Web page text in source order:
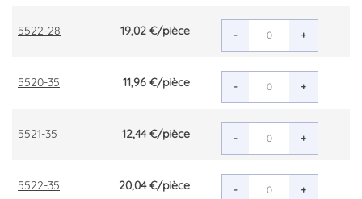
5522-28 19,02 €/pièce - +
5520-35 11,96 €/pièce - +
5521-35 12,44 €/pièce - +
5522-35 20,04 €/pièce - +